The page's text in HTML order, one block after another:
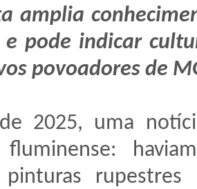
amplia
pode indicar
povoadores de
2025, uma
fluminense:
pinturas